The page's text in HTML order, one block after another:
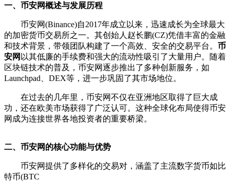
一、币安网概述与发展历程
币安网(Binance)自2017年成立以来，迅速成长为全球最大
的加密货币交易所之一。其创始人赵长鹏(CZ)凭借丰富的金融
和技术背景，带领团队构建了一个高效、安全的交易平台。 币
安网 以其低廉的手续费和强大的流动性吸引了大量用户。随着
区块链技术的普及，币安网逐步推出了多种创新服务，如
Launchpad、DEX等，进一步巩固了其市场地位。
在过去的几年里，币安网不仅在亚洲地区取得了巨大成
功，还在欧美市场获得了广泛认可。这种全球化布局使得币安
网成为连接世界各地投资者的重要桥梁。
二、币安网的核心功能与优势
币安网提供了多样化的交易对，涵盖了主流数字货币如比
特币(BTC